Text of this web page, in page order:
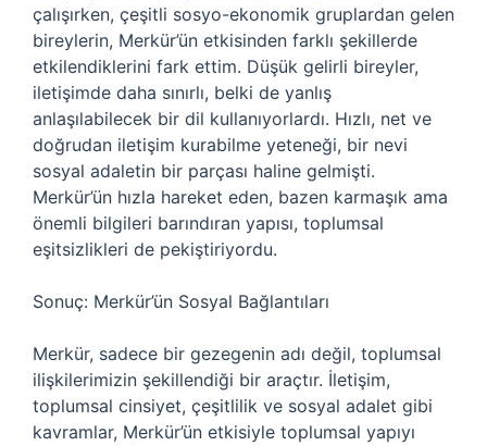
çalışırken, çeşitli sosyo-ekonomik gruplardan gelen
bireylerin, Merkür’ün etkisinden farklı şekillerde
etkilendiklerini fark ettim. Düşük gelirli bireyler,
iletişimde daha sınırlı, belki de yanlış
anlaşılabilecek bir dil kullanıyorlardı. Hızlı, net ve
doğrudan iletişim kurabilme yeteneği, bir nevi
sosyal adaletin bir parçası haline gelmişti.
Merkür’ün hızla hareket eden, bazen karmaşık ama
önemli bilgileri barındıran yapısı, toplumsal
eşitsizlikleri de pekiştiriyordu.
Sonuç: Merkür’ün Sosyal Bağlantıları
Merkür, sadece bir gezegenin adı değil, toplumsal
ilişkilerimizin şekillendiği bir araçtır. İletişim,
toplumsal cinsiyet, çeşitlilik ve sosyal adalet gibi
kavramlar, Merkür’ün etkisiyle toplumsal yapıyı